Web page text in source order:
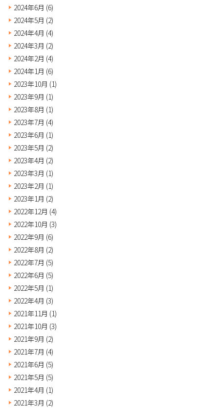
2024年6月 (6)
2024年5月 (2)
2024年4月 (4)
2024年3月 (2)
2024年2月 (4)
2024年1月 (6)
2023年10月 (1)
2023年9月 (1)
2023年8月 (1)
2023年7月 (4)
2023年6月 (1)
2023年5月 (2)
2023年4月 (2)
2023年3月 (1)
2023年2月 (1)
2023年1月 (2)
2022年12月 (4)
2022年10月 (3)
2022年9月 (6)
2022年8月 (2)
2022年7月 (5)
2022年6月 (5)
2022年5月 (1)
2022年4月 (3)
2021年11月 (1)
2021年10月 (3)
2021年9月 (2)
2021年7月 (4)
2021年6月 (5)
2021年5月 (5)
2021年4月 (1)
2021年3月 (2)